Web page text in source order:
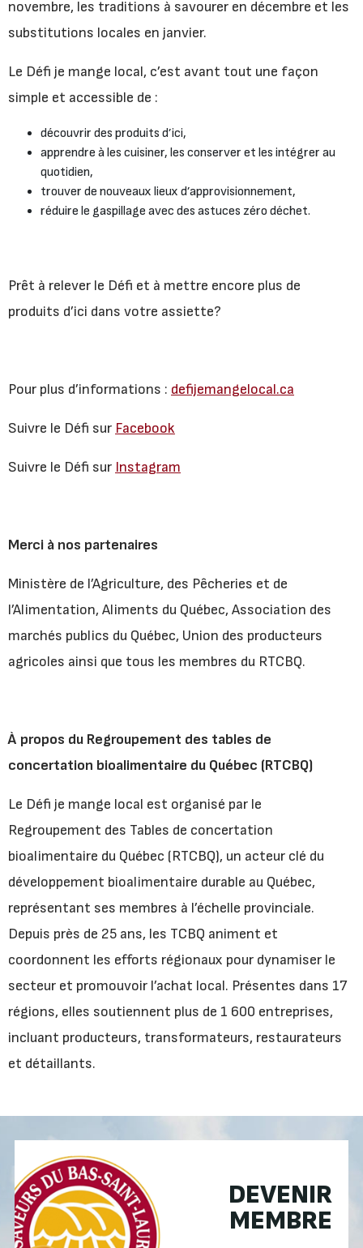
novembre, les traditions à savourer en décembre et les
substitutions locales en janvier.
Le Défi je mange local, c’est avant tout une façon
simple et accessible de :
découvrir des produits d’ici,
apprendre à les cuisiner, les conserver et les intégrer au
quotidien,
trouver de nouveaux lieux d’approvisionnement,
réduire le gaspillage avec des astuces zéro déchet.
Prêt à relever le Défi et à mettre encore plus de
produits d’ici dans votre assiette?
Pour plus d’informations : defijemangelocal.ca
Suivre le Défi sur Facebook
Suivre le Défi sur Instagram
Merci à nos partenaires
Ministère de l’Agriculture, des Pêcheries et de
l’Alimentation, Aliments du Québec, Association des
marchés publics du Québec, Union des producteurs
agricoles ainsi que tous les membres du RTCBQ.
À propos du Regroupement des tables de
concertation bioalimentaire du Québec (RTCBQ)
Le Défi je mange local est organisé par le
Regroupement des Tables de concertation
bioalimentaire du Québec (RTCBQ), un acteur clé du
développement bioalimentaire durable au Québec,
représentant ses membres à l’échelle provinciale.
Depuis près de 25 ans, les TCBQ animent et
coordonnent les efforts régionaux pour dynamiser le
secteur et promouvoir l’achat local. Présentes dans 17
régions, elles soutiennent plus de 1 600 entreprises,
incluant producteurs, transformateurs, restaurateurs
et détaillants.
DEVENIR
MEMBRE